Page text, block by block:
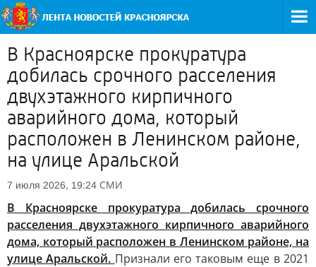
В Красноярске прокуратура
добилась срочного расселения
двухэтажного кирпичного
аварийного дома, который
расположен в Ленинском районе,
на улице Аральской
7 июля 2026, 19:24 СМИ
В Красноярске прокуратура добилась срочного
расселения двухэтажного кирпичного аварийного
дома, который расположен в Ленинском районе, на
улице Аральской. Признали его таковым еще в 2021